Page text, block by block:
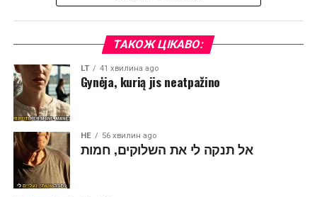
ТАКОЖ ЦІКАВО:
LT 41 хвилина ago
Gynėja, kurią jis neatpažino
HE 56 хвилин ago
אל תנקה לי את השלוקים, חמות